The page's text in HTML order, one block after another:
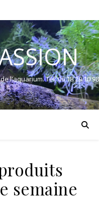
l'aquarium. Tél: 06 18 29 10 98
semaine